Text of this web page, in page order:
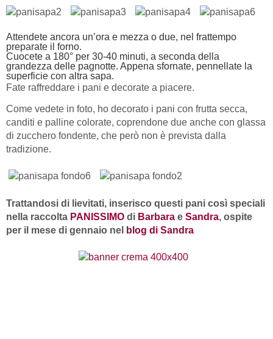
Attendete ancora un’ora e mezza o due, nel frattempo
preparate il forno.
Cuocete a 180° per 30-40 minuti, a seconda della
grandezza delle pagnotte. Appena sfornate, pennellate la
superficie con altra sapa.
Fate raffreddare i pani e decorate a piacere.
Come vedete in foto, ho decorato i pani con frutta secca,
canditi e palline colorate, coprendone due anche con glassa
di zucchero fondente, che però non è prevista dalla
tradizione.
Trattandosi di lievitati, inserisco questi pani così speciali
nella raccolta PANISSIMO di Barbara e Sandra, ospite
per il mese di gennaio nel
blog di Sandra